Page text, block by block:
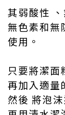
其弱酸性 、
無色素和無
使用。
只要將潔面
再加入適量
然後 將泡